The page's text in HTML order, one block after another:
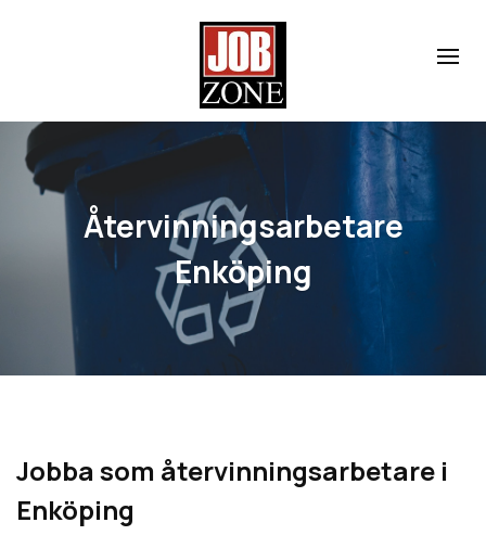
Återvinningsarbetare
Enköping
Jobba som återvinningsarbetare i
Enköping